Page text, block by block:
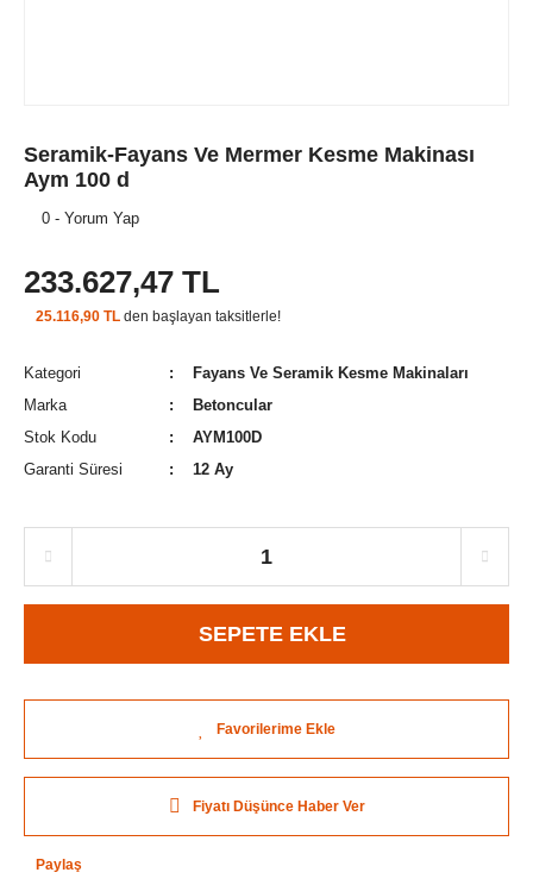
Seramik-Fayans Ve Mermer Kesme Makinası
Aym 100 d
0 - Yorum Yap
233.627,47 TL
25.116,90 TL den başlayan taksitlerle!
Kategori
Fayans Ve Seramik Kesme Makinaları
Marka
Betoncular
Stok Kodu
AYM100D
Garanti Süresi
12 Ay
SEPETE EKLE
Fiyatı Düşünce Haber Ver
Paylaş